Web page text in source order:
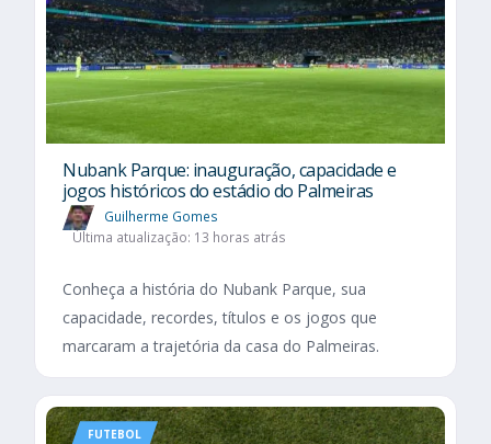
Nubank Parque: inauguração, capacidade e
jogos históricos do estádio do Palmeiras
Guilherme Gomes
Última atualização: 13 horas atrás
Conheça a história do Nubank Parque, sua
capacidade, recordes, títulos e os jogos que
marcaram a trajetória da casa do Palmeiras.
FUTEBOL